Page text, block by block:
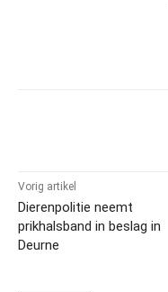
Vorig artikel
Dierenpolitie neemt
prikhalsband in beslag in
Deurne